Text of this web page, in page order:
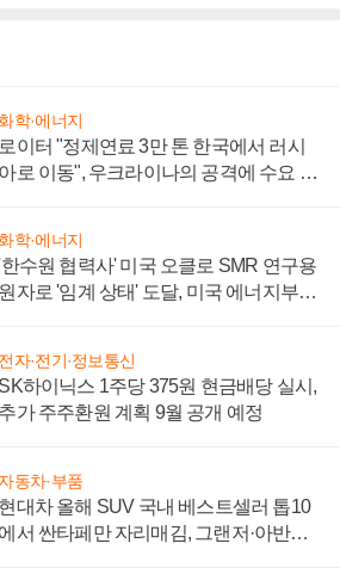
화학·에너지
로이터 "정제연료 3만 톤 한국에서 러시
아로 이동", 우크라이나의 공격에 수요 늘
학·에너지
'한수원 협력사' 미국 오클로 SMR 연구용
원자로 '임계 상태' 도달, 미국 에너지부
전자·전기·정보통신
SK하이닉스 1주당 375원 현금배당 실시,
추가 주주환원 계획 9월 공개 예정
자동차·부품
현대차 올해 SUV 국내 베스트셀러 톱10
에서 싼타페만 자리매김, 그랜저·아반떼